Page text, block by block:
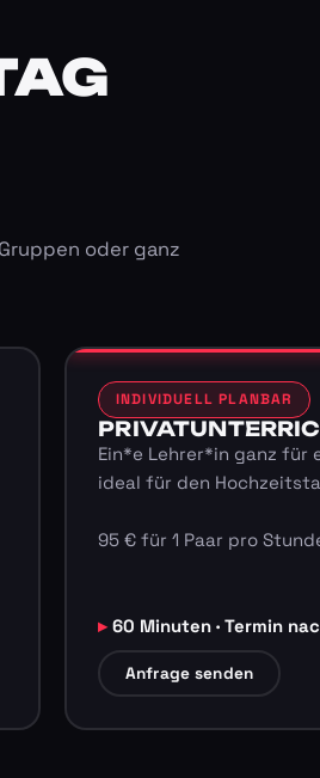
oder ganz
INDIVIDUELL PLANBAR
Ein*e Lehrer*in ganz für
ideal für den
95 € für 1 Paar pro
60 Minuten · Termin
Anfrage senden